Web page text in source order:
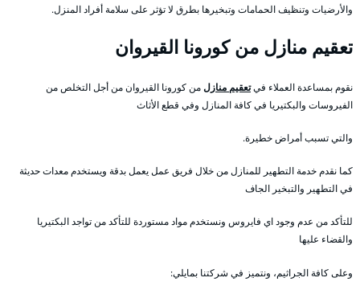
والأرضيات وتنظيف الحمامات وتبخيرها بطرق لا تؤثر على سلامة أفراد المنزل.
تعقيم منازل من كورونا القيروان
نقوم بمساعدة العملاء فيتعقيم منازلمن كورونا القيروان من أجل التخلص من
الفيروسات والبكتيريا في كافة المنازل وفي قطع الأثاث
والتي تسبب أمراض خطيرة.
كما نقدم خدمة التطهير للمنازل من خلال فريق عمل يعمل بدقة ويستخدم معدات حديثة
في التطهير والتبخير الجاف
للتأكد من عدم وجود اي فايروس ونستخدم مواد مستوردة للتأكد من تواجد البكتيريا
والقضاء عليها
وعلى كافة الجراثيم، ونتميز في شركتنا بمايلي: